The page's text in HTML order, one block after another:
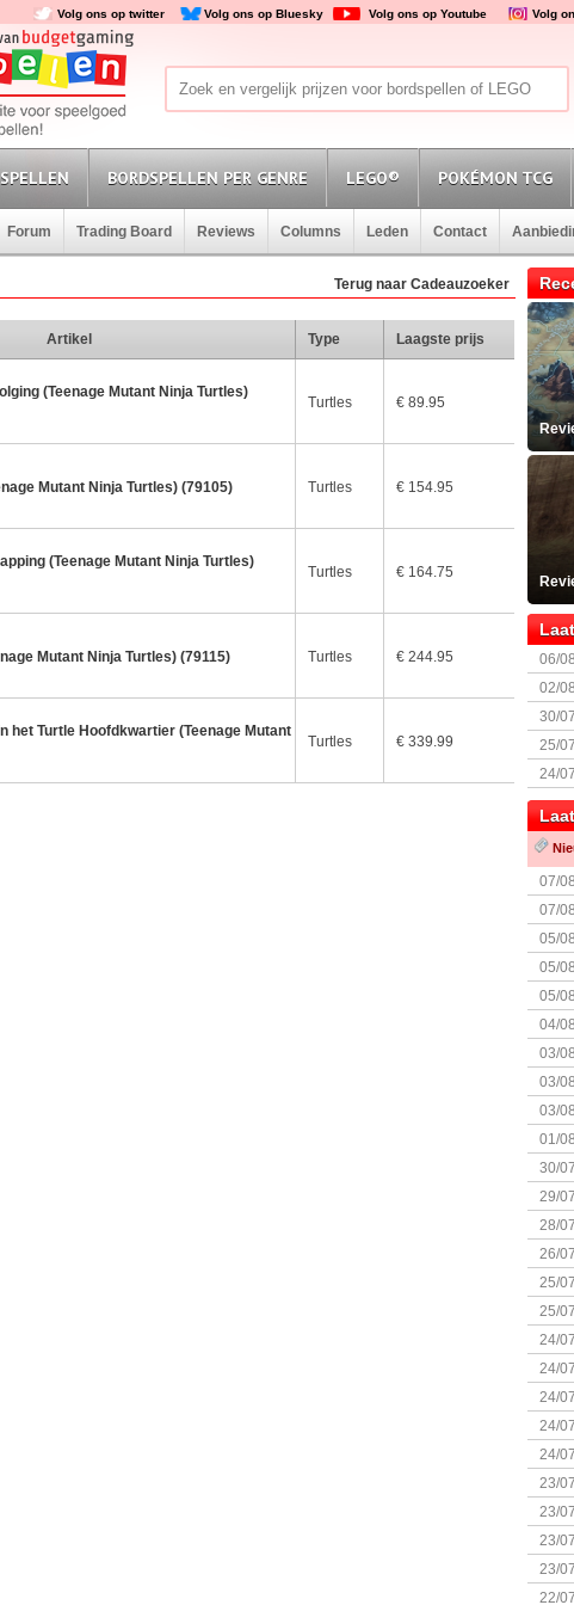
Volg ons op twitter Volg ons op Bluesky Volg ons op Youtube Volg
BORDSPELLEN PER GENRE LEGO® POKÉMON TCG
Forum Trading Board Reviews Columns Leden Contact
Terug naar Cadeauzoeker
Artikel Type Laagste prijs
(Teenage Mutant Ninja Turtles)
Turtles € 89.95
Mutant Ninja Turtles) (79105) Turtles € 154.95
(Teenage Mutant Ninja Turtles)
Turtles € 164.75
Mutant Ninja Turtles) (79115) Turtles € 244.95
het Turtle Hoofdkwartier (Teenage Mutant
Turtles € 339.99
06/08
Land
02/08
30/07
25/07
24/07
07/
07/
05/
05/
05/
04/
+
03/
03/
03/
01/
30/
29/
28/
26/
25/
25/
24/
24/
24/
24/
24/
23/
start
23/
23/
23/
22/